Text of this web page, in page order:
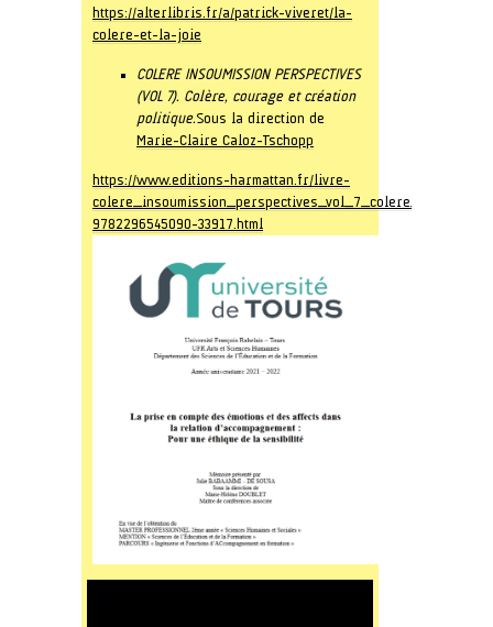
https://alterlibris.fr/a/patrick-viveret/la-
colere-et-la-joie
COLERE INSOUMISSION PERSPECTIVES
(VOL 7). Colère, courage et création
politique.Sous la direction de
Marie-Claire Caloz-Tschopp
https://www.editions-harmattan.fr/livre-
9782296545090-33917.html